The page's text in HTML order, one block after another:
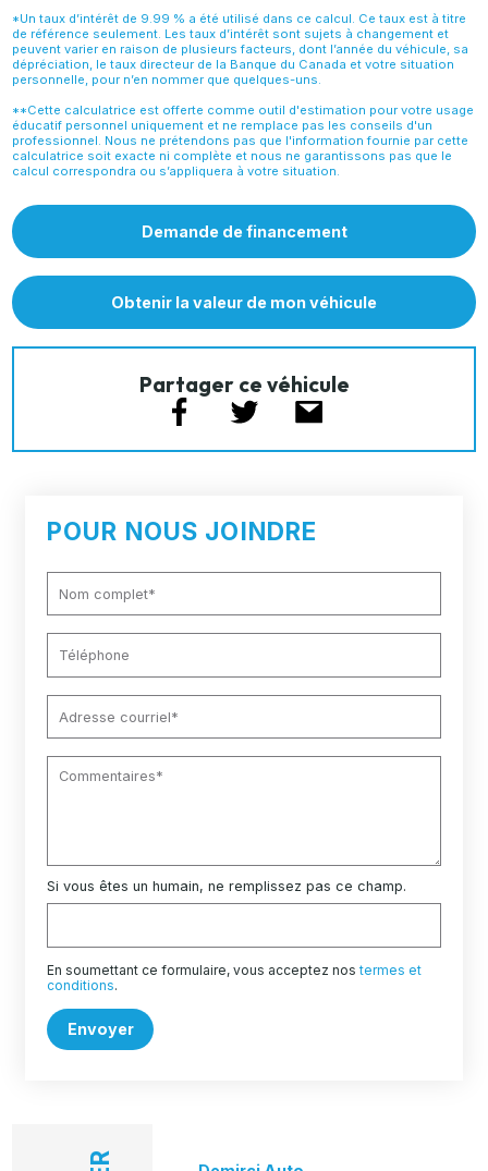
*Un taux d’intérêt de 9.99 % a été utilisé dans ce calcul. Ce taux est à titre
de référence seulement. Les taux d’intérêt sont sujets à changement et
peuvent varier en raison de plusieurs facteurs, dont l’année du véhicule, sa
dépréciation, le taux directeur de la Banque du Canada et votre situation
personnelle, pour n’en nommer que quelques-uns.
**Cette calculatrice est offerte comme outil d'estimation pour votre usage
éducatif personnel uniquement et ne remplace pas les conseils d'un
professionnel. Nous ne prétendons pas que l'information fournie par cette
calculatrice soit exacte ni complète et nous ne garantissons pas que le
calcul correspondra ou s’appliquera à votre situation.
Demande de financement
Obtenir la valeur de mon véhicule
Partager ce véhicule
POUR NOUS JOINDRE
Si vous êtes un humain, ne remplissez pas ce champ.
En soumettant ce formulaire, vous acceptez nostermes et
conditions.
Envoyer